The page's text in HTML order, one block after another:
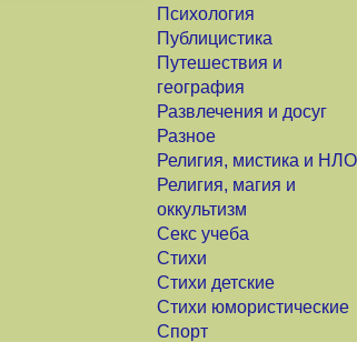
Психология
Публицистика
Путешествия и
география
Развлечения и досуг
Разное
Религия, мистика и НЛО
Религия, магия и
оккультизм
Секс учеба
Стихи
Стихи детские
Стихи юмористические
Спорт